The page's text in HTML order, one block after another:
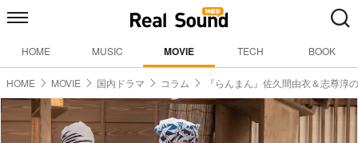
HOME MUSIC MOVIE TECH BOOK
HOME MOVIE 国内ドラマ コラム 『らんまん』佐久間由衣＆志尊淳